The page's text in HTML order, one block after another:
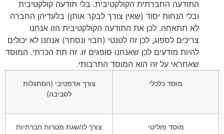
התודעה החברתית הקולקטיבית. בלי תודעה קולקטיבית
ובלי הנחות יסוד (שאין צורך לבקר אותן) בלעדיהן החברה
לא תתאחה. לכן את התודעה הקולקטיבית הזו אנחנו
צריכים לספוג, לכן זה לטנטי (חבוי ונסתר) אנחנו לא יכולים
להיות מודעים לכן שאנחנו סופגים זו. זה תת הכרתי. המוסד
שאחראי על זה הוא המוסד התרבותי.
מוסד כלכלי
צורך אדפטיבי (הסתגלות
לסביבה)
מוסד פוליטי צורך להשגת מטרות חברתיות